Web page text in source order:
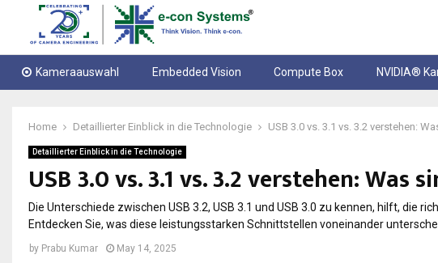
Kameraauswahl Embedded Vision Compute Box NVIDIA®
Home Detaillierter Einblick in die Technologie USB 3.0 vs. 3.1 vs. 3.2 verstehen:
Detaillierter Einblick in die Technologie
USB 3.0 vs. 3.1 vs. 3.2 verstehen: Was
Die Unterschiede zwischen USB 3.2, USB 3.1 und USB 3.0 zu kennen, hilft,
Entdecken Sie, was diese leistungsstarken Schnittstellen voneinander
by Prabu Kumar May 14, 2025